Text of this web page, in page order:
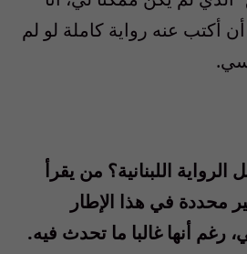
أن أكتب عنه رواية كاملة لو لم
اللبنانية؟ من يقرأ
محددة في هذا الإطار
رغم أنها غالبا ما تحدث فيه.